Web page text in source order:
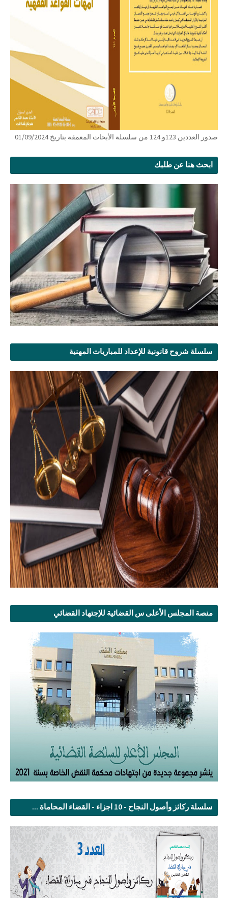
صدور العددين 123و 124 من سلسلة الأبحاث المعمقة بتاريخ 01/09/2024
ابحث هنا عن طلبك
سلسلة شروح قانونية للإعداد للمباريات المهنية
منصة المجلس الأعلى س القضائية للإجتهاد القضائي
سلسلة ركائز وأصول النجاح - 10 اجزاء - القضاء المحاماة ...